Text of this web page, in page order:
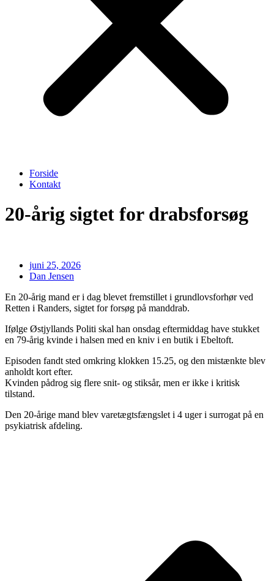
Forside
Kontakt
20-årig sigtet for drabsforsøg
juni 25, 2026
Dan Jensen
En 20-årig mand er i dag blevet fremstillet i grundlovsforhør ved
Retten i Randers, sigtet for forsøg på manddrab.
Ifølge Østjyllands Politi skal han onsdag eftermiddag have stukket
en 79-årig kvinde i halsen med en kniv i en butik i Ebeltoft.
Episoden fandt sted omkring klokken 15.25, og den mistænkte blev
anholdt kort efter.
Kvinden pådrog sig flere snit- og stiksår, men er ikke i kritisk
tilstand.
Den 20-årige mand blev varetægtsfængslet i 4 uger i surrogat på en
psykiatrisk afdeling.